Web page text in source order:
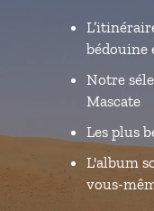
bédouine
Notre
Mascate
Les plus
L'album
vous-